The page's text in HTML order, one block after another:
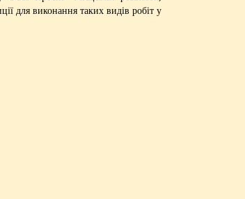
для виконання таких видів робіт у